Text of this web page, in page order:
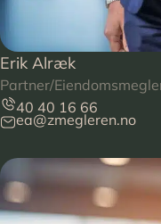
Erik Alræk
Partner/
40 40 16 66
ea@zmegleren.no